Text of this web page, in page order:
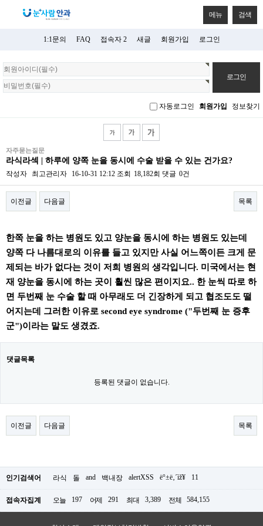
메뉴 검색
1:1문의 FAQ 접속자 2 새글 회원가입 로그인
회
원
로
자동로그인 회원가입 정보찾기
자주묻는질문
라식라섹 | 하루에 양쪽 눈을 동시에 수술 받을 수 있는 건가요?
작성자 최고관리자 16-10-31 12:12 조회 18,182회 댓글 0건
이전글 다음글 목록
한쪽 눈을 하는 병원도 있고 양눈을 동시에 하는 병원도 있는데
양쪽 다 나름대로의 이유를 들고 있지만 사실 어느쪽이든 크게 문
제되는 바가 없다는 것이 저희 병원의 생각입니다. 미국에서는 현
재 양눈을 동시에 하는 곳이 훨씬 많은 편이지요.. 한 눈씩 따로 하
면 두번째 눈 수술 할 때 아무래도 더 긴장하게 되고 협조도도 떨
어지는데 그러한 이유로 second eye syndrome ("두번째 눈 증후
군")이라는 말도 생겼죠.
댓글목록
등록된 댓글이 없습니다.
이전글 다음글 목록
인기검색어 라식 돌 and 백내장 alertXSS ë°±ë‚´ìž¥ 11
접속자집계 오늘 197 어제 291 최대 3,389 전체 584,155